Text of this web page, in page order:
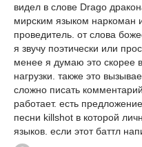
видел в слове Drago
мирским языком наркоман
проведитель. от слова
я звучу поэтически или
менее я думаю это скорее
нагрузки. также это
сложно писать
работает. есть
песни killshot в которой
языков. если этот баттл